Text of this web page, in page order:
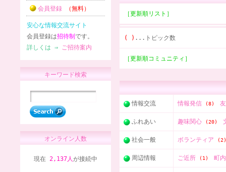
会員登録 （無料）
安心な情報交流サイト
会員登録は招待制 です。
詳しくは ⇒ ご招待案内
キーワード検索
オンライン人数
現在 2,137人が接続中
［更新順リスト］
( ) ...トピック数
［更新順コミュニティ］
情報交流 情報発信 (8)
ふれあい 趣味関心 (20)
社会一般 ボランティア (2)
周辺情報 ご近所 (1) 町